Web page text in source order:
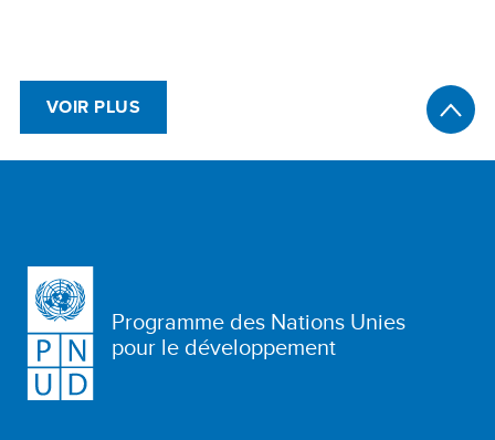
VOIR PLUS
Programme des Nations Unies
pour le développement